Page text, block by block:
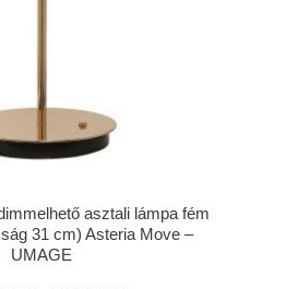
asztali lámpa fém
31 cm) Asteria Move –
UMAGE